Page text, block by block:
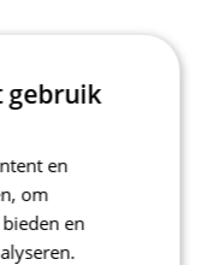
gebruik
en
om
en